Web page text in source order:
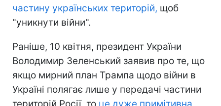
частину українських територій, щоб
"уникнути війни".
Раніше, 10 квітня, президент України
Володимир Зеленський заявив про те, що
якщо мирний план Трампа щодо війни в
Україні полягає лише у передачі частини
територій Росії, то це дуже примітивна